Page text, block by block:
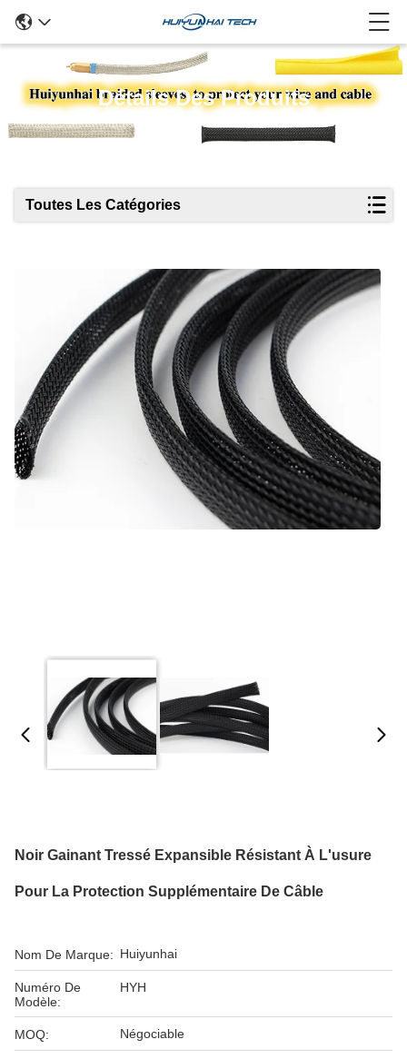
Détails Des Produits
Toutes Les Catégories
Noir Gainant Tressé Expansible Résistant À L'usure
Pour La Protection Supplémentaire De Câble
Nom De Marque: Huiyunhai
Numéro De
Modèle:
HYH
MOQ: Négociable